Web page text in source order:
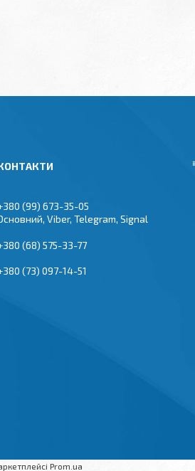
(99) 673-35-05
Viber, Telegram, Signal
(68) 575-33-77
(73) 097-14-51
Prom.ua